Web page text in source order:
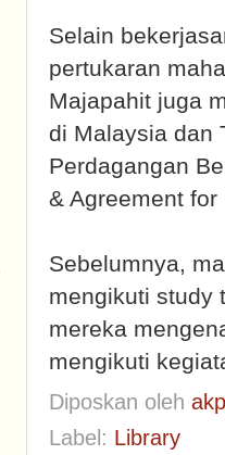
Selain
pertukaran
Majapahit juga
di Malaysia dan
Perdagangan
& Agreement
Sebelumnya,
mengikuti study
mereka
mengikuti
Diposkan oleh
Label: Library